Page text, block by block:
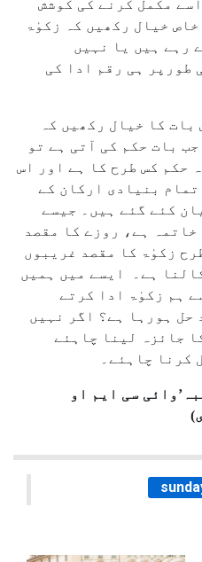
مکمل کرنے کی کوشش
خیال رکھیں کہ زکوٰۃ
رہے ہیں یا نہیں
طورپر ہی رقم ادا کی
کا خیال رکھیں کہ
بات حکم کی آتی ہے تو
حکم کس طرح کا ہے اور اس
تمام بنیادی ارکان کے
کئے گئے ہیں۔ جیسے
ہے، روزے کا مقصد
زکوٰۃ کا مقصد غریبوں
ہے۔ ایسے میں ہمیں
ہم زکوٰۃ ادا کرتے
حل ہورہا ہے؟ اگر نہیں
جائزہ لینا چاہئے
کرنا چاہئے۔
سی ایم او